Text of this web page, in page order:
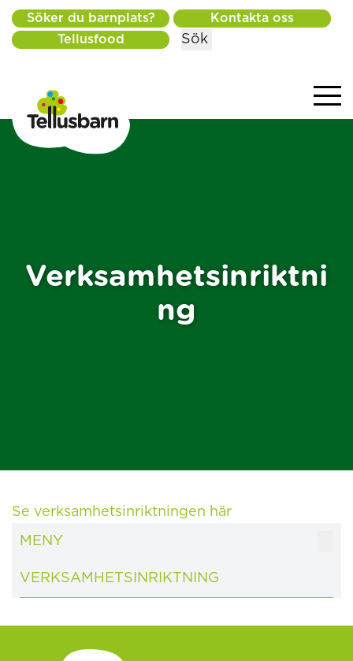
Söker du barnplats?
Kontakta oss
Tellusfood
Sök
Verksamhetsinriktni
ng
Se verksamhetsinriktningen här
MENY
VERKSAMHETSINRIKTNING